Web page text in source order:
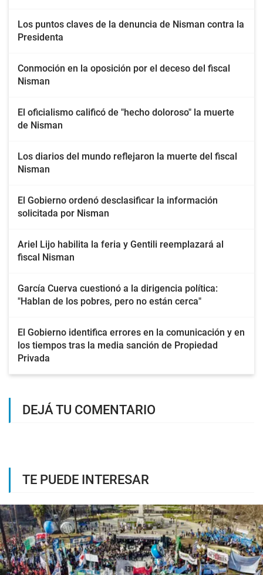
Los puntos claves de la denuncia de Nisman contra la
Presidenta
Conmoción en la oposición por el deceso del fiscal
Nisman
El oficialismo calificó de "hecho doloroso" la muerte
de Nisman
Los diarios del mundo reflejaron la muerte del fiscal
Nisman
El Gobierno ordenó desclasificar la información
solicitada por Nisman
Ariel Lijo habilita la feria y Gentili reemplazará al
fiscal Nisman
García Cuerva cuestionó a la dirigencia política:
"Hablan de los pobres, pero no están cerca"
El Gobierno identifica errores en la comunicación y en
los tiempos tras la media sanción de Propiedad
Privada
DEJÁ TU COMENTARIO
TE PUEDE INTERESAR